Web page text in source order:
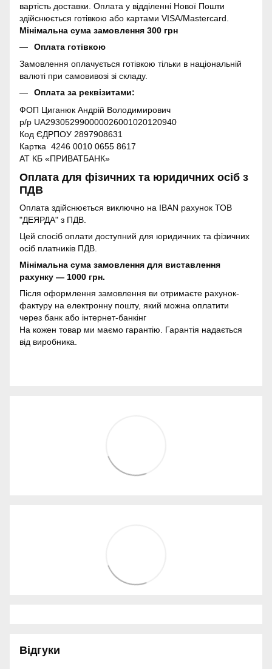
вартість доставки. Оплата у відділенні Нової Пошти
здійснюється готівкою або картами VISA/Mastercard.
Мінімальна сума замовлення 300 грн
Оплата готівкою
Замовлення оплачується готівкою тільки в національній
валюті при самовивозі зі складу.
Оплата за реквізитами:
ФОП Циганюк Андрій Володимирович
р/р UA293052990000026001020120940
Код ЄДРПОУ 2897908631
Картка 4246 0010 0655 8617
АТ КБ «ПРИВАТБАНК»
Оплата для фізичних та юридичних осіб з
ПДВ
Оплата здійснюється виключно на IBAN рахунок ТОВ
"ДЕЯРДА" з ПДВ.
Цей спосіб оплати доступний для юридичних та фізичних
осіб платників ПДВ.
Мінімальна сума замовлення для виставлення
рахунку — 1000 грн.
Після оформлення замовлення ви отримаєте рахунок-
фактуру на електронну пошту, який можна оплатити
через банк або інтернет-банкінг
На кожен товар ми маємо гарантію. Гарантія надається
від виробника.
Відгуки